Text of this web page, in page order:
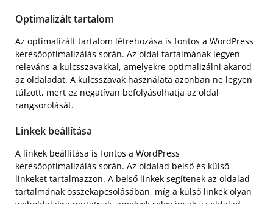
Optimalizált tartalom
Az optimalizált tartalom létrehozása is fontos a WordPress
keresőoptimalizálás során. Az oldal tartalmának legyen
releváns a kulcsszavakkal, amelyekre optimalizálni akarod
az oldaladat. A kulcsszavak használata azonban ne legyen
túlzott, mert ez negatívan befolyásolhatja az oldal
rangsorolását.
Linkek beállítása
A linkek beállítása is fontos a WordPress
keresőoptimalizálás során. Az oldalad belső és külső
linkeket tartalmazzon. A belső linkek segítenek az oldalad
tartalmának összekapcsolásában, míg a külső linkek olyan